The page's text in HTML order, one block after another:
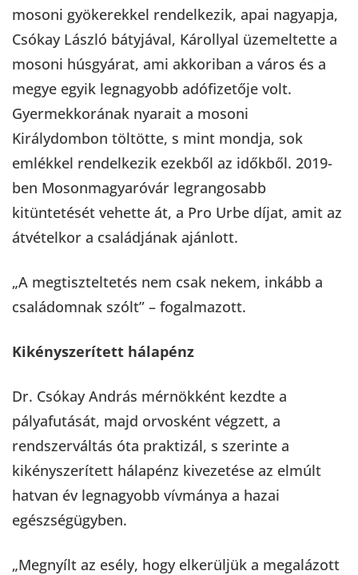
mosoni gyökerekkel rendelkezik, apai nagyapja,
Csókay László bátyjával, Károllyal üzemeltette a
mosoni húsgyárat, ami akkoriban a város és a
megye egyik legnagyobb adófizetője volt.
Gyermekkorának nyarait a mosoni
Királydombon töltötte, s mint mondja, sok
emlékkel rendelkezik ezekből az időkből. 2019-
ben Mosonmagyaróvár legrangosabb
kitüntetését vehette át, a Pro Urbe díjat, amit az
átvételkor a családjának ajánlott.
„A megtiszteltetés nem csak nekem, inkább a
családomnak szólt” – fogalmazott.
Kikényszerített hálapénz
Dr. Csókay András mérnökként kezdte a
pályafutását, majd orvosként végzett, a
rendszerváltás óta praktizál, s szerinte a
kikényszerített hálapénz kivezetése az elmúlt
hatvan év legnagyobb vívmánya a hazai
egészségügyben.
„Megnyílt az esély, hogy elkerüljük a megalázott